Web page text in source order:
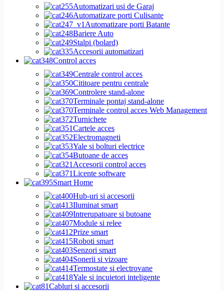
Automatizari usi de Garaj
Automatizare porti Culisante
Automatizare porti Batante
Bariere Auto
Stalpi (bolard)
Accesorii automatizari
Control acces
Centrale control acces
Cititoare pentru centrale
Controlere stand-alone
Terminale pontaj stand-alone
Terminale control acces Web Management
Turnichete
Cartele acces
Electromagneti
Yale si bolturi electrice
Butoane de acces
Accesorii control acces
Licente software
Smart Home
Hub-uri si accesorii
Iluminat smart
Intrerupatoare si butoane
Module si relee
Prize smart
Roboti smart
Senzori smart
Sonerii si vizoare
Termostate si electrovane
Yale si incuietori inteligente
Cabluri si accesorii